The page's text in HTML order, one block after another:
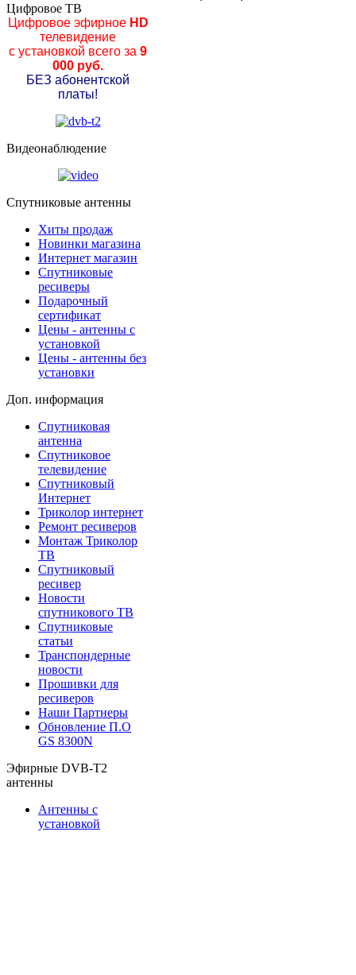
Цифровое ТВ
Цифровое эфирноеHD
телевидение
с установкой всего за 9
000 руб.
БЕЗ абонентской
платы!
Видеонаблюдение
Спутниковые антенны
Хиты продаж
Новинки магазина
Интернет магазин
Спутниковые
ресиверы
Подарочный
сертификат
Цены - антенны с
установкой
Цены - антенны без
установки
Доп. информация
Спутниковая
антенна
Спутниковое
телевидение
Спутниковый
Интернет
Триколор интернет
Ремонт ресиверов
Монтаж Триколор
ТВ
Спутниковый
ресивер
Новости
спутникового ТВ
Спутниковые
статьи
Транспондерные
новости
Прошивки для
ресиверов
Наши Партнеры
Обновление П.О
GS 8300N
Эфирные DVB-T2
антенны
Антенны с
установкой